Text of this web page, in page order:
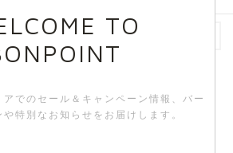
TO
でのセール＆キャンペーン情報、 バー
特別なお知らせをお届けします。